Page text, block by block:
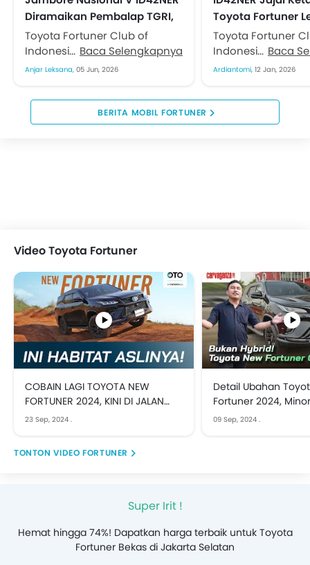
Diramaikan Pembalap TGRI,
Perkuat Semangat
Kebersamaan
Toyota Fortuner Club of
Indonesia (ID42NER) kembali
menggelar agenda tahunan
Jambore Nasional V dan
Anniversary XIX, kegiatan...
Baca Selengkapnya
Anjar Leksana, 05 Jun, 2026
Toyota Fortuner
Touring
Island”
Toyota Fortuner
Indonesia
menggelar
Borneo Island”
penutup
2025. Touring...
Baca
Ardiantomi, 12 Jan, 2026
BERITA MOBIL FORTUNER
Video Toyota Fortuner
COBAIN LAGI TOYOTA NEW
FORTUNER 2024, KINI DI JALAN
RAYA DAN AREA OFFROAD
23 Sep, 2024 .
Detail Ubahan
Fortuner 2024,
Sangar!
09 Sep, 2024 .
VIDEO FORTUNER
Super Irit !
Hemat hingga 74%! Dapatkan harga terbaik untuk Toyota
Fortuner Bekas di Jakarta Selatan